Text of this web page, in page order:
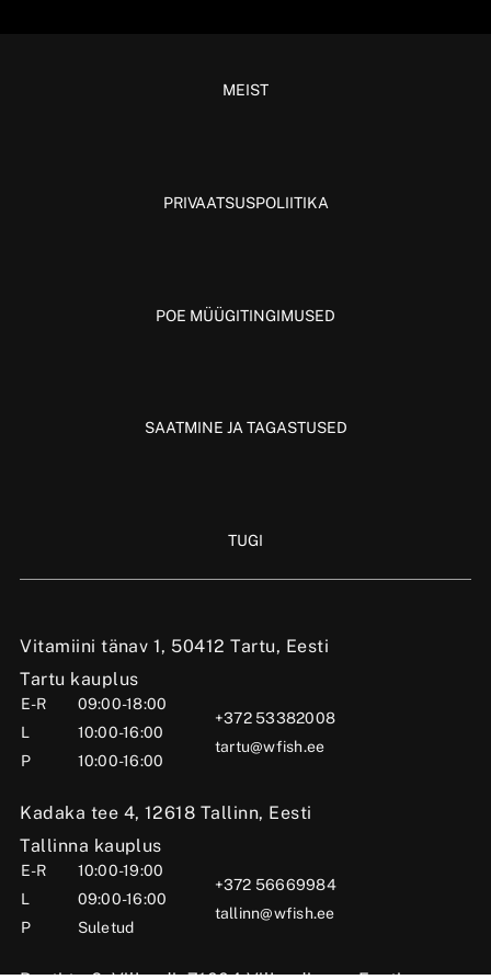
Vitamiini tänav 1, 50412 Tartu, Eesti
Tartu kauplus
E-R
09:00-18:00
L
10:00-16:00
P
10:00-16:00
+372 53382008
tartu@wfish.ee
Kadaka tee 4, 12618 Tallinn, Eesti
Tallinna kauplus
E-R
10:00-19:00
L
09:00-16:00
P
Suletud
+372 56669984
tallinn@wfish.ee
MEIST
PRIVAATSUSPOLIITIKA
POE MÜÜGITINGIMUSED
SAATMINE JA TAGASTUSED
TUGI